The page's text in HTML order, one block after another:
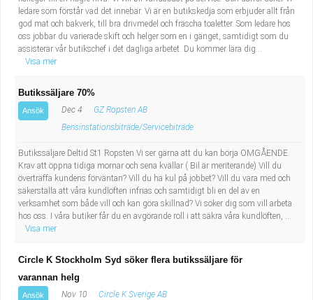
ledare som förstår vad det innebär. Vi är en butikskedja som erbjuder allt från
god mat och bakverk, till bra drivmedel och fräscha toaletter. Som ledare hos
oss jobbar du varierade skift och helger som en i gänget, samtidigt som du
assisterar vår butikschef i det dagliga arbetet. Du kommer lära dig...
Visa mer
Butikssäljare 70%
Ansök Dec 4
GZ Ropsten AB
Bensinstationsbiträde/Servicebiträde
Butikssäljare Deltid St1 Ropsten Vi ser gärna att du kan börja OMGÅENDE.
Krav att öppna tidiga mornar och sena kvällar ( Bil är meriterande) Vill du
överträffa kundens förväntan? Vill du ha kul på jobbet? Vill du vara med och
säkerställa att våra kundlöften infrias och samtidigt bli en del av en
verksamhet som både vill och kan göra skillnad? Vi söker dig som vill arbeta
hos oss. I våra butiker får du en avgörande roll i att säkra våra kundlöften, ...
Visa mer
Circle K Stockholm Syd söker flera butikssäljare för
varannan helg
Ansök Nov 10
Circle K Sverige AB